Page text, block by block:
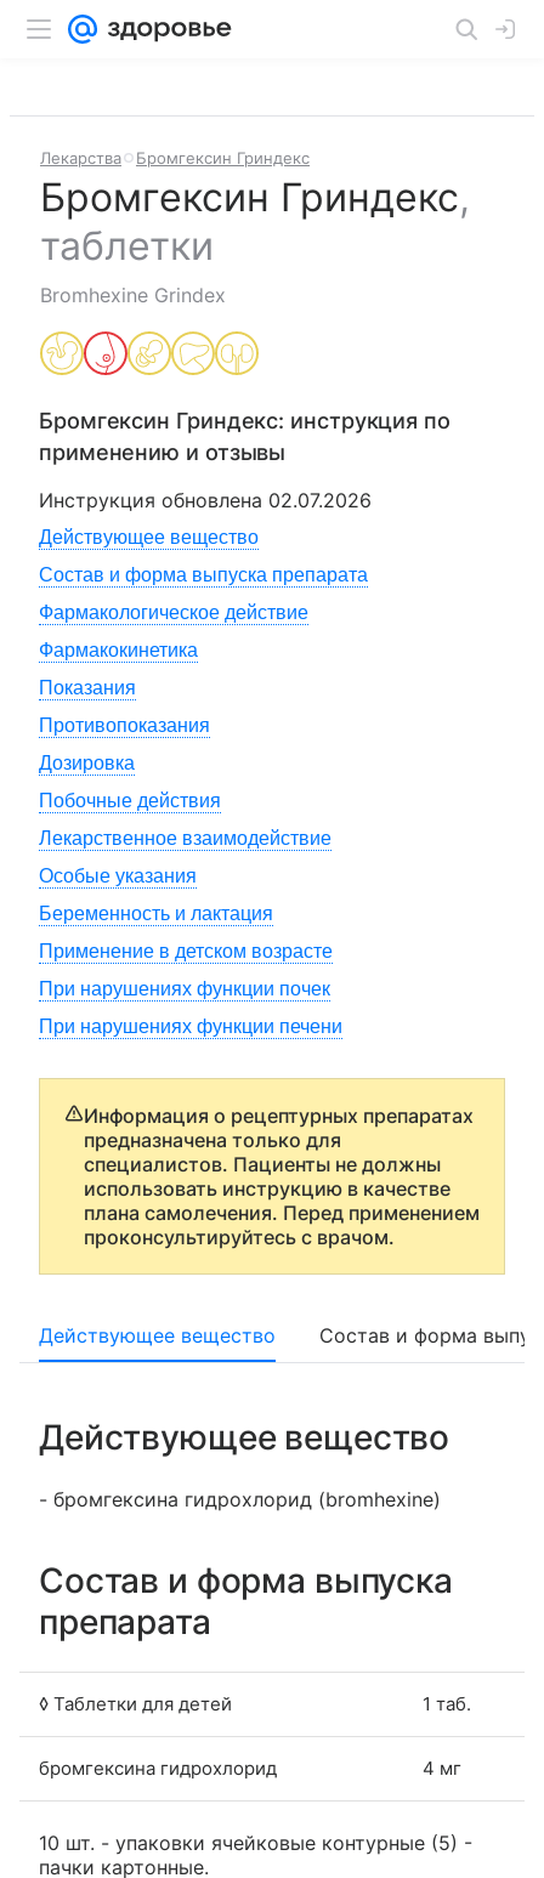
Лекарства Бромгексин Гриндекс
Бромгексин Гриндекс,
таблетки
Bromhexine Grindex
Бромгексин Гриндекс: инструкция по
применению и отзывы
Инструкция обновлена 02.07.2026
Действующее вещество
Состав и форма выпуска препарата
Фармакологическое действие
Фармакокинетика
Показания
Противопоказания
Дозировка
Побочные действия
Лекарственное взаимодействие
Особые указания
Беременность и лактация
Применение в детском возрасте
При нарушениях функции почек
При нарушениях функции печени
Информация о рецептурных препаратах
предназначена только для
специалистов. Пациенты не должны
использовать инструкцию в качестве
плана самолечения. Перед применением
проконсультируйтесь с врачом.
Действующее вещество Состав и форма
Действующее вещество
- бромгексина гидрохлорид (bromhexine)
Состав и форма выпуска
препарата
◊ Таблетки для детей 1 таб.
бромгексина гидрохлорид 4 мг
10 шт. - упаковки ячейковые контурные (5) -
пачки картонные.